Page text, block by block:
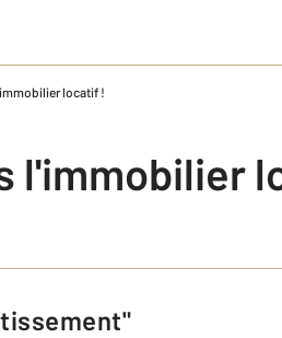
locatif !
l'immobilier